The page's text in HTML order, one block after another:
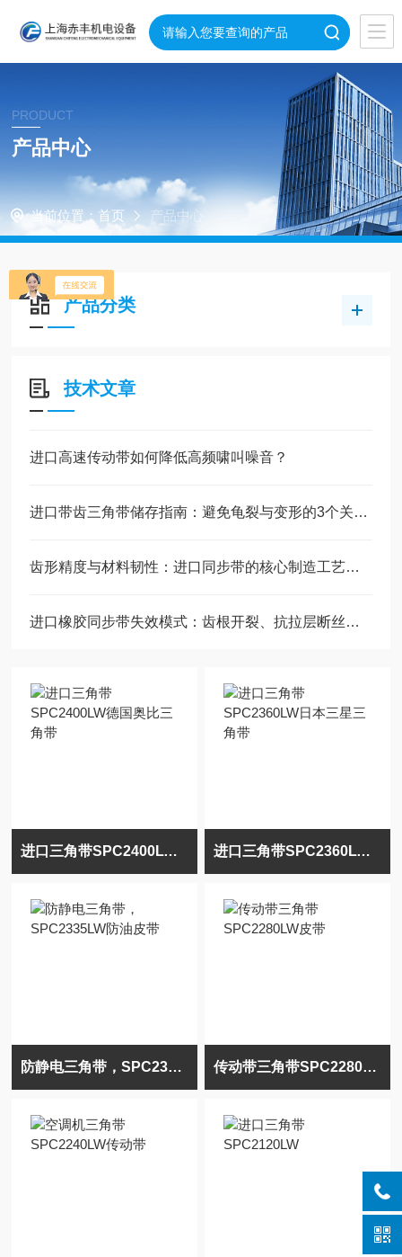
PRODUCT
产品中心
当前位置： 首页 产品中心
产品分类
技术文章
进口高速传动带如何降低高频啸叫噪音？
进口带齿三角带储存指南：避免龟裂与变形的3个关键环境因素
齿形精度与材料韧性：进口同步带的核心制造工艺解析
进口橡胶同步带失效模式：齿根开裂、抗拉层断丝的原因与预防
进口三角带SPC2400LW德国奥比三角带 进口三角带SPC2360LW日本三星三角带
防静电三角带，SPC2335LW防油皮带 传动带三角带SPC2280LW皮带